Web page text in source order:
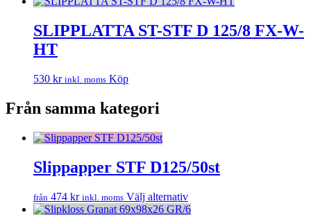
SLIPPLATTA ST-STF D 125/8 FX-W-
HT
530 kr inkl. moms Köp
Från samma kategori
Slippapper STF D125/50st
från 474 kr inkl. moms Välj alternativDen
här